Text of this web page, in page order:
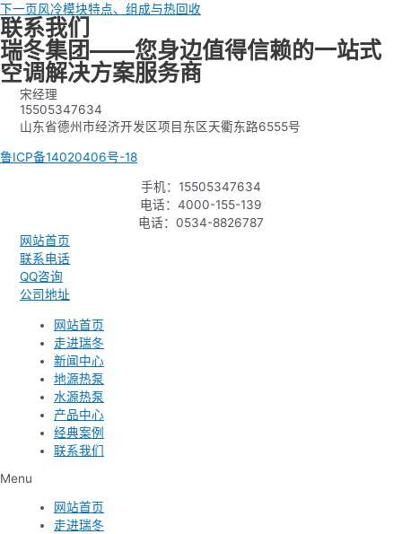
下一页风冷模块特点、组成与热回收
联系我们
瑞冬集团——您身边值得信赖的一站式
空调解决方案服务商
宋经理
15505347634
山东省德州市经济开发区项目东区天衢东路6555号
鲁ICP备14020406号-18
手机：15505347634
电话：4000-155-139
电话：0534-8826787
网站首页
联系电话
QQ咨询
公司地址
网站首页
走进瑞冬
新闻中心
地源热泵
水源热泵
产品中心
经典案例
联系我们
Menu
网站首页
走进瑞冬